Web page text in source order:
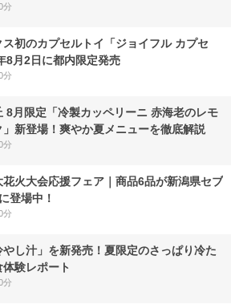
分
ス初のカプセルトイ「ジョイフル カプセ
8月2日に都内限定発売
分
8月限定「冷製カッペリーニ 赤海老のレモ
」新登場！爽やか夏メニューを徹底解説
分
火大会応援フェア｜商品6品が新潟県セブ
登場中！
分
し汁」を新発売！夏限定のさっぱり冷た
験レポート
分